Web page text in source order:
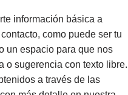
información básica a
como puede ser tu
un espacio para que nos
o sugerencia con texto libre.
a través de las